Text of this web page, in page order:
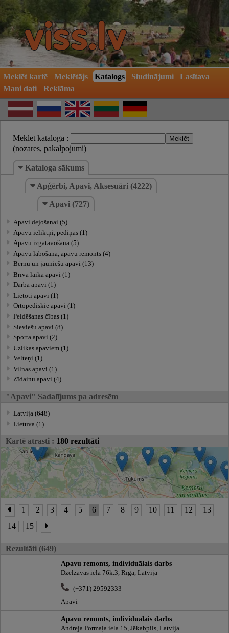
Meklēt kartē Meklētājs Katalogs Sludinājumi
Lasītava
Mani dati
Reklāma
Meklēt katalogā :
(nozares, pakalpojumi)
Kataloga sākums
Apģērbi, Apavi, Aksesuāri (4222)
Apavi (727)
Apavi dejošanai (5)
Apavu ieliktņi, pēdiņas (1)
Apavu izgatavošana (5)
Apavu labošana, apavu remonts (4)
Bērnu un jauniešu apavi (13)
Brīvā laika apavi (1)
Darba apavi (1)
Lietoti apavi (1)
Ortopēdiskie apavi (1)
Peldēšanas čības (1)
Sieviešu apavi (8)
Sporta apavi (2)
Uzlikas apaviem (1)
Velteņi (1)
Vilnas apavi (1)
Zīdaiņu apavi (4)
"Apavi" Sadalījums pa adresēm
Latvija (648)
Lietuva (1)
Kartē atrasti : 180 rezultāti
1 2 3 4 5 6 7 8 9 10 11 12
13
14
15
Rezultāti (649)
Apavu remonts, individuālais darbs
Dzelzavas iela 76k.3, Rīga, Latvija
(+371) 29592333
Apavi
Apavu remonts, individuālais darbs
Andreja Pormaļa iela 15, Jēkabpils, Latvija